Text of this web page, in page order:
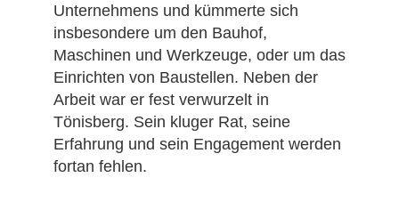
Unternehmens und kümmerte sich
insbesondere um den Bauhof,
Maschinen und Werkzeuge, oder um das
Einrichten von Baustellen. Neben der
Arbeit war er fest verwurzelt in
Tönisberg. Sein kluger Rat, seine
Erfahrung und sein Engagement werden
fortan fehlen.